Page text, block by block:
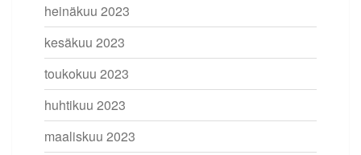
heinäkuu 2023
kesäkuu 2023
toukokuu 2023
huhtikuu 2023
maaliskuu 2023